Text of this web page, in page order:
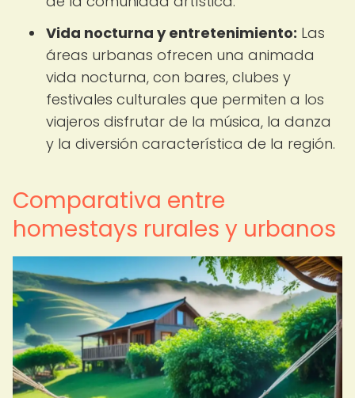
Vida nocturna y entretenimiento: Las
áreas urbanas ofrecen una animada
vida nocturna, con bares, clubes y
festivales culturales que permiten a los
viajeros disfrutar de la música, la danza
y la diversión característica de la región.
Comparativa entre
homestays rurales y urbanos